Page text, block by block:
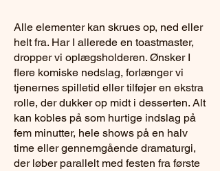
Alle elementer kan skrues op, ned eller
helt fra. Har I allerede en toastmaster,
dropper vi oplægsholderen. Ønsker I
flere komiske nedslag, forlænger vi
tjenernes spilletid eller tilføjer en ekstra
rolle, der dukker op midt i desserten. Alt
kan kobles på som hurtige indslag på
fem minutter, hele shows på en halv
time eller gennemgående dramaturgi,
der løber parallelt med festen fra første